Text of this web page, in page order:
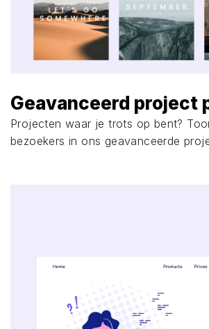
Geavanceerd project
Projecten waar je trots op bent?
bezoekers in ons geavanceerde